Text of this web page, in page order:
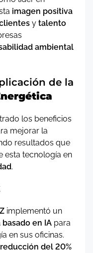
imagen positiva
y talento
ambiental
de la
los beneficios
mejorar la
resultados que
esta tecnología en
.
implementó un
en IA para
en sus oficinas.
reducción del 20%